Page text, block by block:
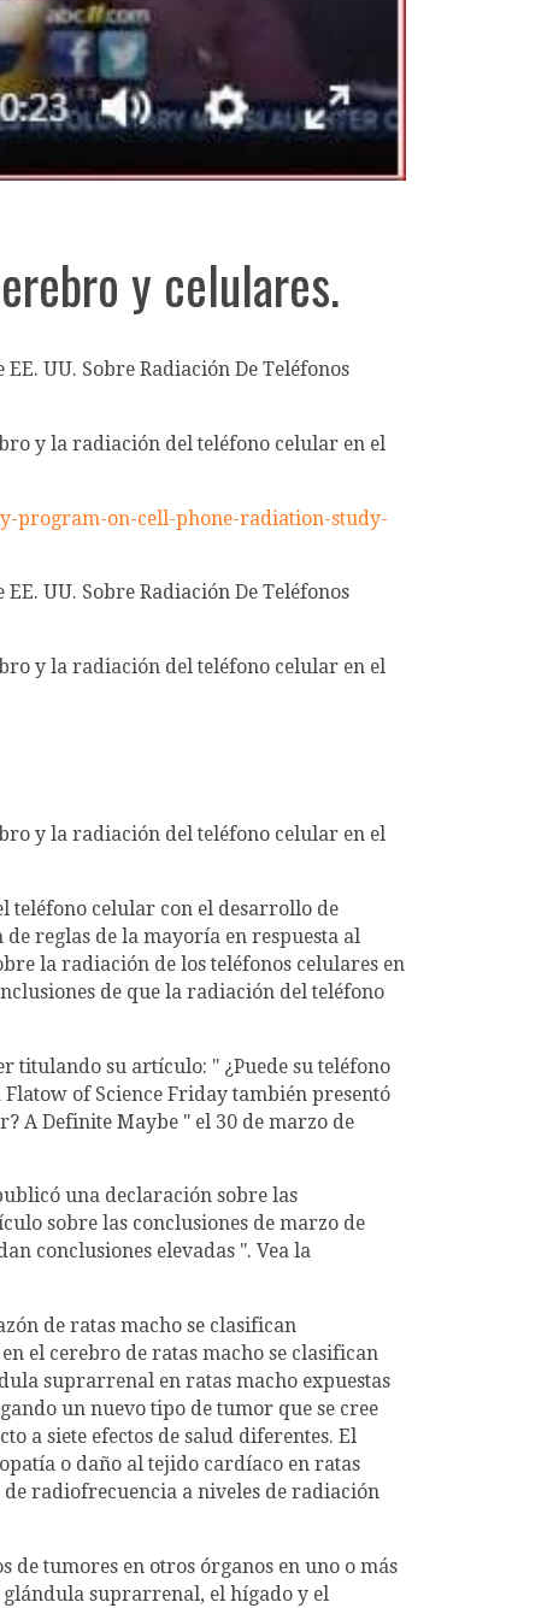
y celulares.
UU. Sobre Radiación De Teléfonos
y la radiación del teléfono celular en el
program-on-cell-phone-radiation-study-
UU. Sobre Radiación De Teléfonos
y la radiación del teléfono celular en el
y la radiación del teléfono celular en el
teléfono celular con el desarrollo de
reglas de la mayoría en respuesta al
la radiación de los teléfonos celulares en
de que la radiación del teléfono
titulando su artículo: " ¿Puede su teléfono
of Science Friday también presentó
A Definite Maybe " el 30 de marzo de
una declaración sobre las
sobre las conclusiones de marzo de
conclusiones elevadas ". Vea la
de ratas macho se clasifican
el cerebro de ratas macho se clasifican
suprarrenal en ratas macho expuestas
un nuevo tipo de tumor que se cree
a siete efectos de salud diferentes. El
o daño al tejido cardíaco en ratas
radiofrecuencia a niveles de radiación
de tumores en otros órganos en uno o más
suprarrenal, el hígado y el